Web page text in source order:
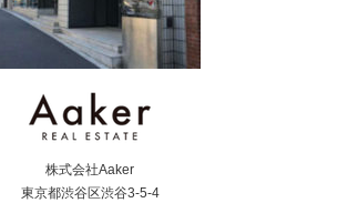
株式会社Aaker
東京都渋谷区渋谷3-5-4